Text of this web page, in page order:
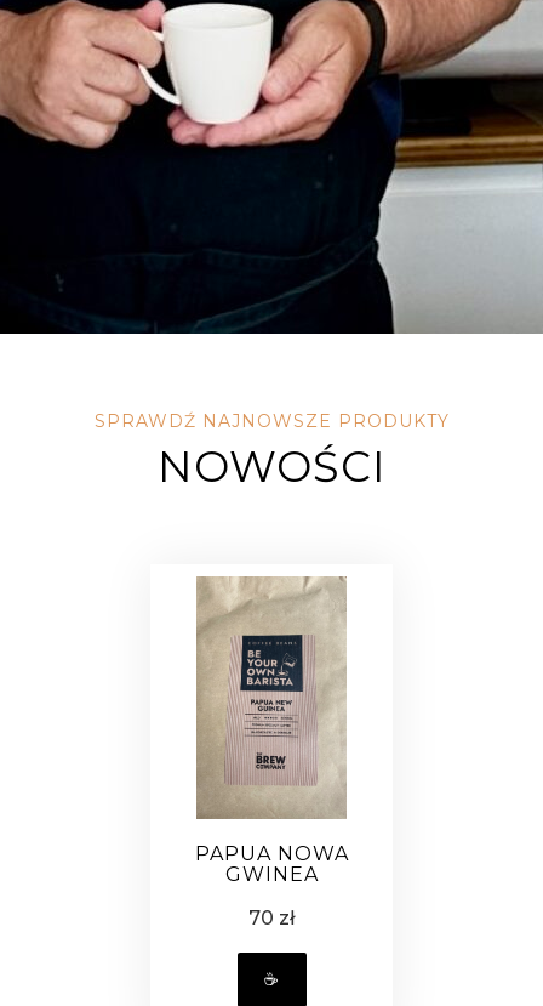
SPRAWDŹ NAJNOWSZE PRODUKTY
NOWOŚCI
PAPUA NOWA
GWINEA
70 zł
☕️